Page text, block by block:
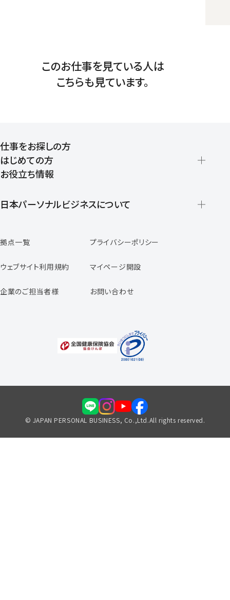
このお仕事を見ている人は
こちらも見ています。
仕事をお探しの方
はじめての方
登録から就業開始までの流れ
お役立ち情報
日本パーソナルビジネスについて
スタッフの声
専任コンサルタントの声
福利厚生のご案内
拠点一覧 プライバシーポリシー
ウェブサイト利用規約 マイページ開設
企業のご担当者様 お問い合わせ
© JAPAN PERSONAL BUSINESS, Co.,Ltd.All rights reserved.